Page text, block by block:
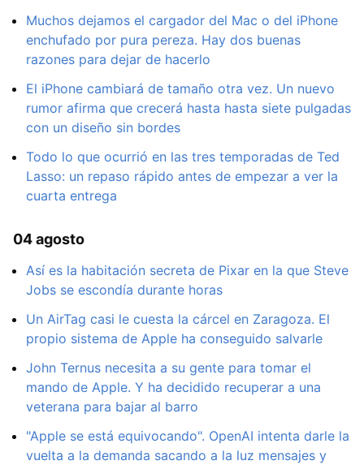
Muchos dejamos el cargador del Mac o del iPhone
enchufado por pura pereza. Hay dos buenas
razones para dejar de hacerlo
El iPhone cambiará de tamaño otra vez. Un nuevo
rumor afirma que crecerá hasta hasta siete pulgadas
con un diseño sin bordes
Todo lo que ocurrió en las tres temporadas de Ted
Lasso: un repaso rápido antes de empezar a ver la
cuarta entrega
04 agosto
Así es la habitación secreta de Pixar en la que Steve
Jobs se escondía durante horas
Un AirTag casi le cuesta la cárcel en Zaragoza. El
propio sistema de Apple ha conseguido salvarle
John Ternus necesita a su gente para tomar el
mando de Apple. Y ha decidido recuperar a una
veterana para bajar al barro
"Apple se está equivocando". OpenAI intenta darle la
vuelta a la demanda sacando a la luz mensajes y